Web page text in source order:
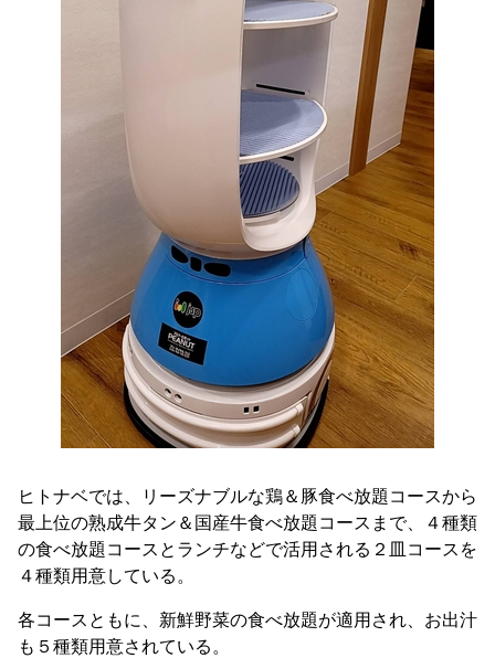
ヒトナベでは、リーズナブルな鶏＆豚食べ放題コースから
最上位の熟成牛タン＆国産牛食べ放題コースまで、４種類
の食べ放題コースとランチなどで活用される２皿コースを
４種類用意している。
各コースともに、新鮮野菜の食べ放題が適用され、お出汁
も５種類用意されている。